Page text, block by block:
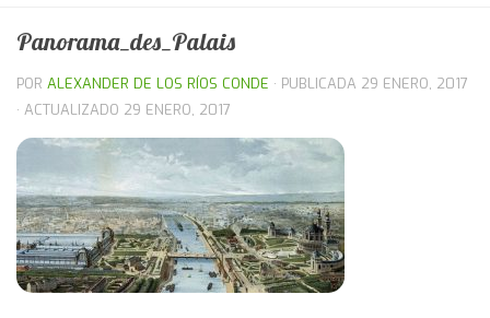
Panorama_des_Palais
POR ALEXANDER DE LOS RÍOS CONDE · PUBLICADA 29 ENERO, 2017
· ACTUALIZADO 29 ENERO, 2017